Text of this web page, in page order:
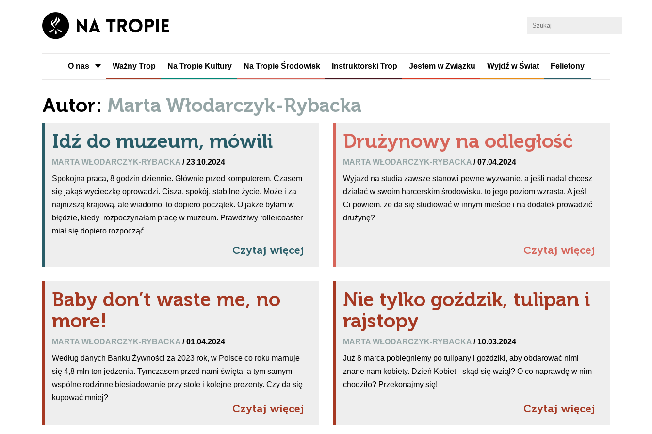
O nas Ważny Trop Na Tropie Kultury Na Tropie Środowisk Instruktorski Trop Jestem w Związku Wyjdź w Świat Felietony
Autor: Marta Włodarczyk-Rybacka
Idź do muzeum, mówili
MARTA WŁODARCZYK-RYBACKA / 23.10.2024
Spokojna praca, 8 godzin dziennie. Głównie przed komputerem. Czasem
się jakąś wycieczkę oprowadzi. Cisza, spokój, stabilne życie. Może i za
najniższą krajową, ale wiadomo, to dopiero początek. O jakże byłam w
błędzie, kiedy rozpoczynałam pracę w muzeum. Prawdziwy rollercoaster
miał się dopiero rozpocząć…
Czytaj więcej
Drużynowy na odległość
MARTA WŁODARCZYK-RYBACKA / 07.04.2024
Wyjazd na studia zawsze stanowi pewne wyzwanie, a jeśli nadal chcesz
działać w swoim harcerskim środowisku, to jego poziom wzrasta. A jeśli
Ci powiem, że da się studiować w innym mieście i na dodatek prowadzić
drużynę?
Czytaj więcej
Baby don’t waste me, no
more!
MARTA WŁODARCZYK-RYBACKA / 01.04.2024
Według danych Banku Żywności za 2023 rok, w Polsce co roku marnuje
się 4,8 mln ton jedzenia. Tymczasem przed nami święta, a tym samym
wspólne rodzinne biesiadowanie przy stole i kolejne prezenty. Czy da się
kupować mniej?
Czytaj więcej
Nie tylko goździk, tulipan i
rajstopy
MARTA WŁODARCZYK-RYBACKA / 10.03.2024
Już 8 marca pobiegniemy po tulipany i goździki, aby obdarować nimi
znane nam kobiety. Dzień Kobiet - skąd się wziął? O co naprawdę w nim
chodziło? Przekonajmy się!
Czytaj więcej